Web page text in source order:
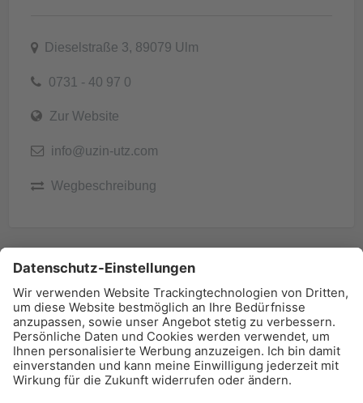
Dieselstraße 3, 89079 Ulm
0731 - 40 97 0
Zur Website
info@uzin-utz.com
Wegbeschreibung
BAU-Index Newsletter
Erhalten Sie regelmäßig Benachrichtigungen zu den